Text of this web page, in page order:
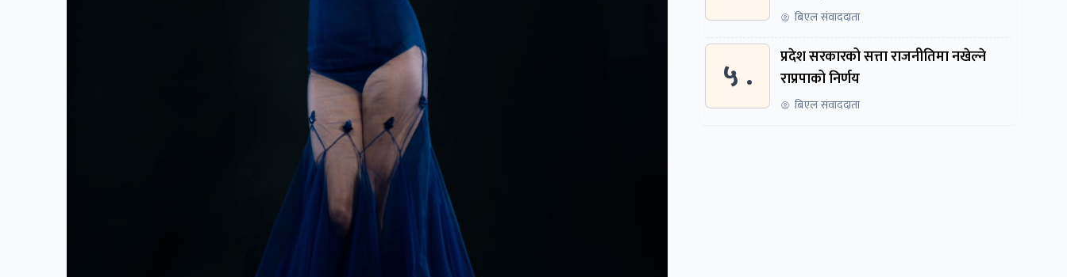
नेपाली
बिएल संवाददाता
५ .
प्रदेश सरकारको सत्ता राजनीतिमा नखेल्ने
राप्रपाको निर्णय
बिएल संवाददाता